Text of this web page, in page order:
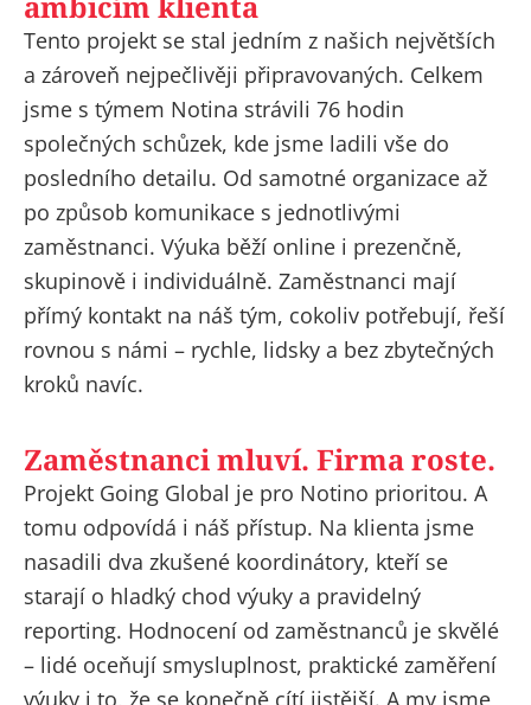
Tento projekt se stal jedním z našich největších
a zároveň nejpečlivěji připravovaných. Celkem
jsme s týmem Notina strávili 76 hodin
společných schůzek, kde jsme ladili vše do
posledního detailu. Od samotné organizace až
po způsob komunikace s jednotlivými
zaměstnanci. Výuka běží online i prezenčně,
skupinově i individuálně. Zaměstnanci mají
přímý kontakt na náš tým, cokoliv potřebují, řeší
rovnou s námi – rychle, lidsky a bez zbytečných
kroků navíc.
Zaměstnanci mluví. Firma roste.
Projekt Going Global je pro Notino prioritou. A
tomu odpovídá i náš přístup. Na klienta jsme
nasadili dva zkušené koordinátory, kteří se
starají o hladký chod výuky a pravidelný
reporting. Hodnocení od zaměstnanců je skvělé
– lidé oceňují smysluplnost, praktické zaměření
výuky i to, že se konečně cítí jistější. A my jsme